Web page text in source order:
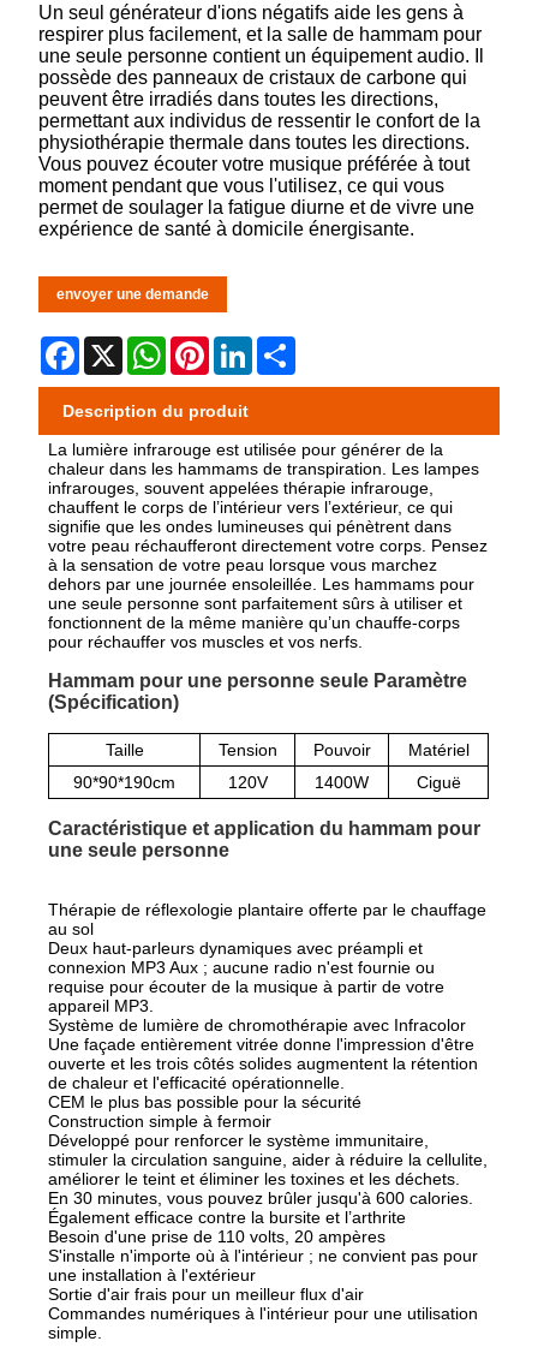
Un seul générateur d'ions négatifs aide les gens à
respirer plus facilement, et la salle de hammam pour
une seule personne contient un équipement audio. Il
possède des panneaux de cristaux de carbone qui
peuvent être irradiés dans toutes les directions,
permettant aux individus de ressentir le confort de la
physiothérapie thermale dans toutes les directions.
Vous pouvez écouter votre musique préférée à tout
moment pendant que vous l'utilisez, ce qui vous
permet de soulager la fatigue diurne et de vivre une
expérience de santé à domicile énergisante.
envoyer une demande
Facebook
X WhatsApp
PinterestLinkedIn
Description du produit
La lumière infrarouge est utilisée pour générer de la
chaleur dans les hammams de transpiration. Les lampes
infrarouges, souvent appelées thérapie infrarouge,
chauffent le corps de l’intérieur vers l’extérieur, ce qui
signifie que les ondes lumineuses qui pénètrent dans
votre peau réchaufferont directement votre corps. Pensez
à la sensation de votre peau lorsque vous marchez
dehors par une journée ensoleillée. Les hammams pour
une seule personne sont parfaitement sûrs à utiliser et
fonctionnent de la même manière qu’un chauffe-corps
pour réchauffer vos muscles et vos nerfs.
Hammam pour une personne seule Paramètre
(Spécification)
Taille Tension Pouvoir
Matériel
90*90*190cm
120V 1400W Ciguë
Caractéristique et application du hammam pour
une seule personne
Thérapie de réflexologie plantaire offerte par le chauffage
au sol
Deux haut-parleurs dynamiques avec préampli et
connexion MP3 Aux ; aucune radio n'est fournie ou
requise pour écouter de la musique à partir de votre
appareil MP3.
Système de lumière de chromothérapie avec Infracolor
Une façade entièrement vitrée donne l'impression d'être
ouverte et les trois côtés solides augmentent la rétention
de chaleur et l'efficacité opérationnelle.
CEM le plus bas possible pour la sécurité
Construction simple à fermoir
Développé pour renforcer le système immunitaire,
stimuler la circulation sanguine, aider à réduire la cellulite,
améliorer le teint et éliminer les toxines et les déchets.
En 30 minutes, vous pouvez brûler jusqu'à 600 calories.
Également efficace contre la bursite et l’arthrite
Besoin d'une prise de 110 volts, 20 ampères
S'installe n'importe où à l'intérieur ; ne convient pas pour
une installation à l'extérieur
Sortie d'air frais pour un meilleur flux d'air
Commandes numériques à l'intérieur pour une utilisation
simple.